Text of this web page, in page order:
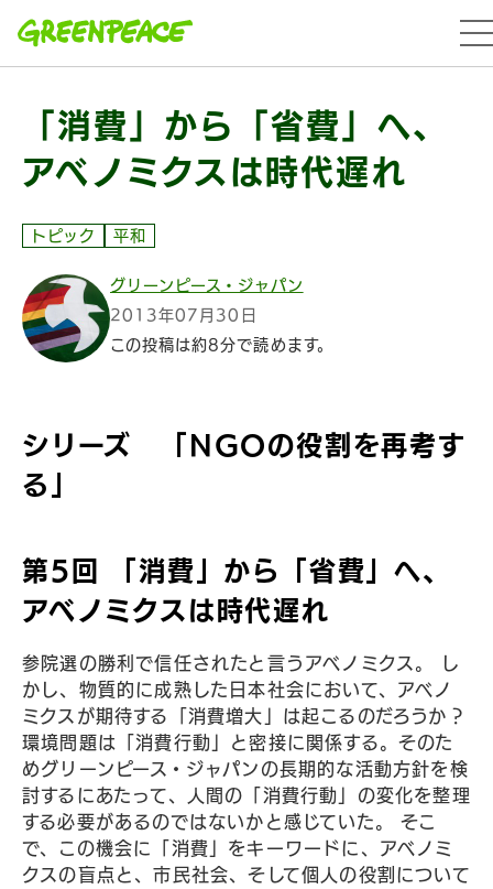
「消費」から「省費」へ、
アベノミクスは時代遅れ
トピック 平和
グリーンピース・ジャパン
2013年07月30日
この投稿は約8分で読めます。
シリーズ 「NGOの役割を再考す
る」
第5回 「消費」から「省費」へ、
アベノミクスは時代遅れ
参院選の勝利で信任されたと言うアベノミクス。 し
かし、物質的に成熟した日本社会において、アベノ
ミクスが期待する「消費増大」は起こるのだろうか？
環境問題は「消費行動」と密接に関係する。そのた
めグリーンピース・ジャパンの長期的な活動方針を検
討するにあたって、人間の「消費行動」の変化を整理
する必要があるのではないかと感じていた。 そこ
で、この機会に「消費」をキーワードに、アベノミ
クスの盲点と、市民社会、そして個人の役割について